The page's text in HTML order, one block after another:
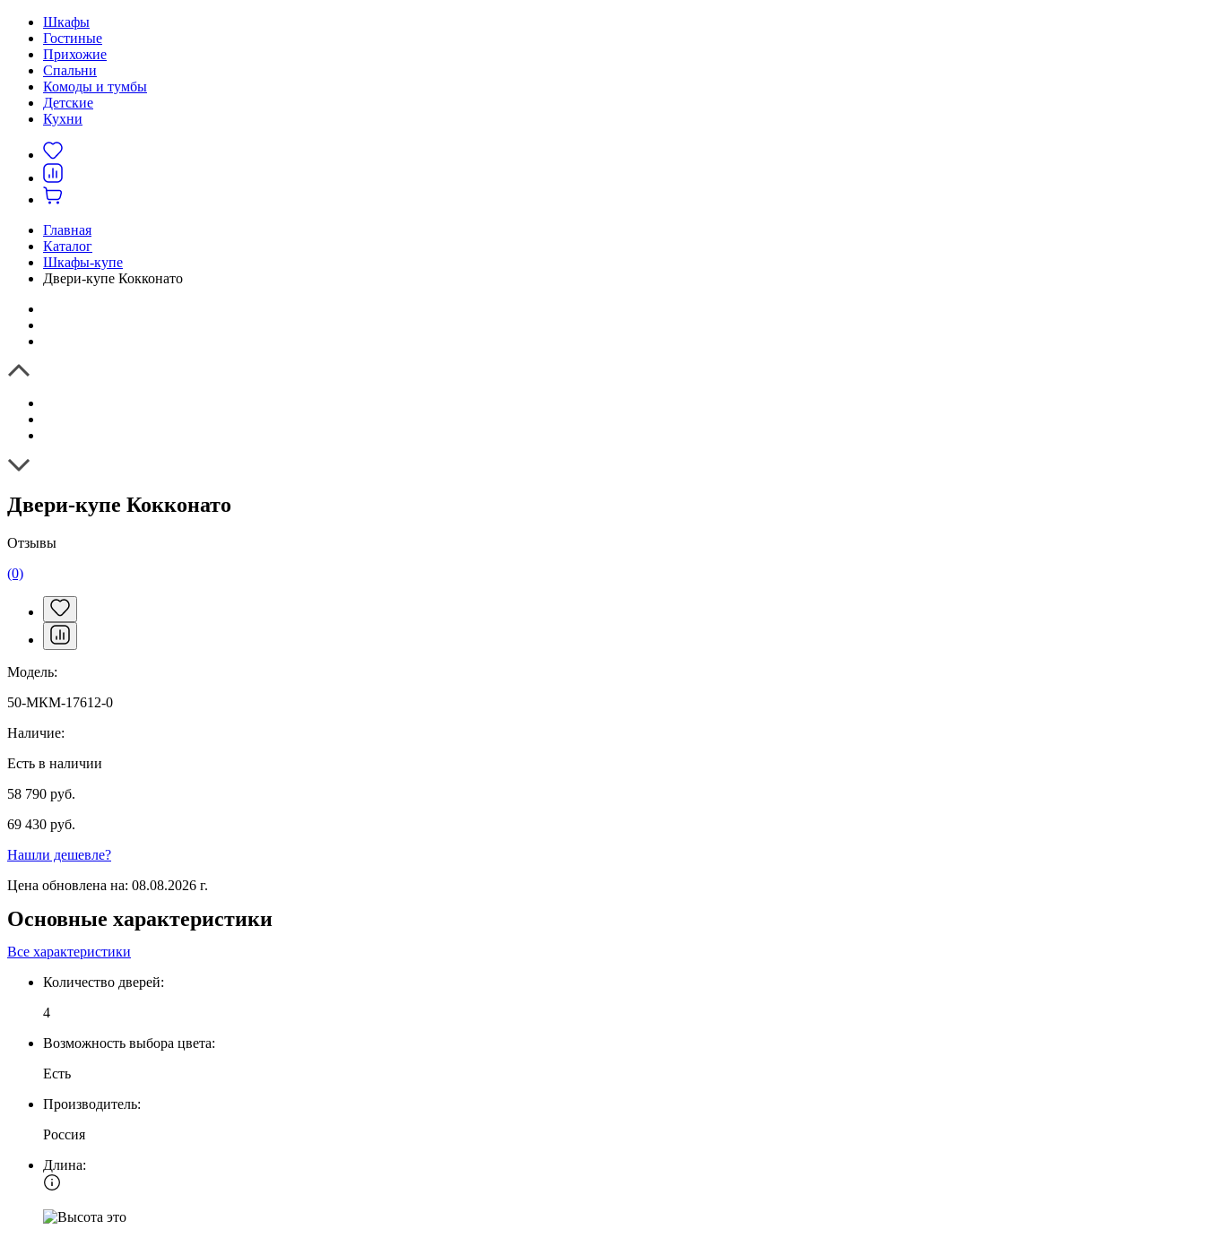
Шкафы
Гостиные
Прихожие
Спальни
Комоды и тумбы
Детские
Кухни
Главная
Каталог
Шкафы-купе
Двери-купе Кокконато
Двери-купе Кокконато
Отзывы
(0)
Модель:
50-МКМ-17612-0
Наличие:
Есть в наличии
58 790 руб.
69 430 руб.
Нашли дешевле?
Цена обновлена на: 08.08.2026 г.
Основные характеристики
Все характеристики
Количество дверей:
4
Возможность выбора цвета:
Есть
Производитель:
Россия
Длина: